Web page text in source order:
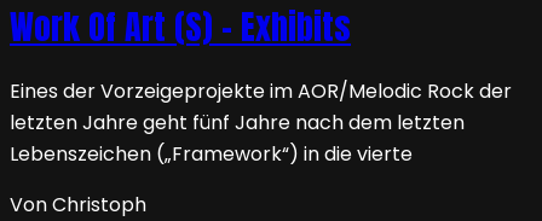
Work Of Art (S) – Exhibits
Eines der Vorzeigeprojekte im AOR/Melodic Rock der
letzten Jahre geht fünf Jahre nach dem letzten
Lebenszeichen („Framework“) in die vierte
Von Christoph